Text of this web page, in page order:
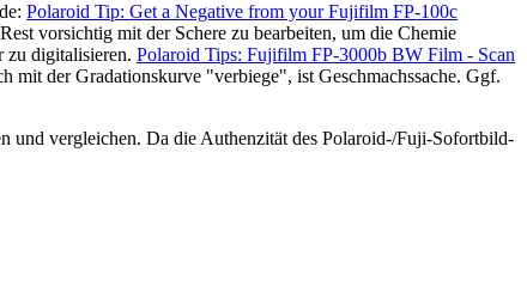
Polaroid Tip: Get a Negative from your Fujifilm FP-100c
vorsichtig mit der Schere zu bearbeiten, um die Chemie
zu digitalisieren. Polaroid Tips: Fujifilm FP-3000b BW Film - Scan
mit der Gradationskurve "verbiege", ist Geschmachssache. Ggf.
und vergleichen. Da die Authenzität des Polaroid-/Fuji-Sofortbild-